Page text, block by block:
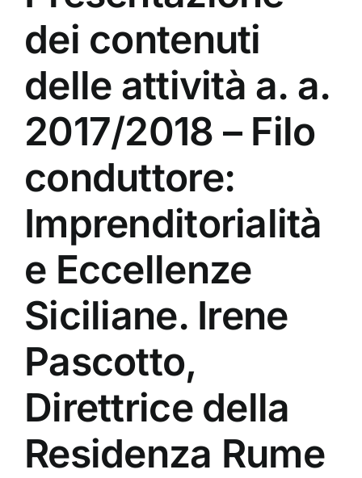
dei contenuti
delle attività a. a.
2017/2018 – Filo
conduttore:
Imprenditorialità
e Eccellenze
Siciliane. Irene
Pascotto,
Direttrice della
Residenza Rume